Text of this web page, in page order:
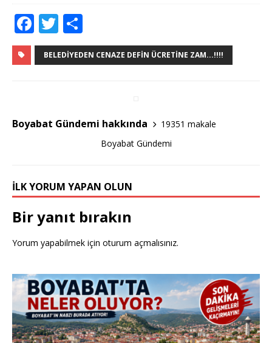
F
a
c
o
T
w
it
h
ar
BELEDIYEDEN CENAZE DEFIN ÜCRETINE ZAM...!!!!
Boyabat Gündemi hakkında
19351 makale
Boyabat Gündemi
İLK YORUM YAPAN OLUN
Bir yanıt bırakın
Yorum yapabilmek için oturum açmalısınız.